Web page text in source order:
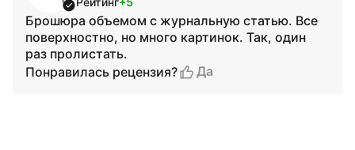
Брошюра объемом с журнальную статью. Все
поверхностно, но много картинок. Так, один
раз пролистать.
Понравилась рецензия?
Да